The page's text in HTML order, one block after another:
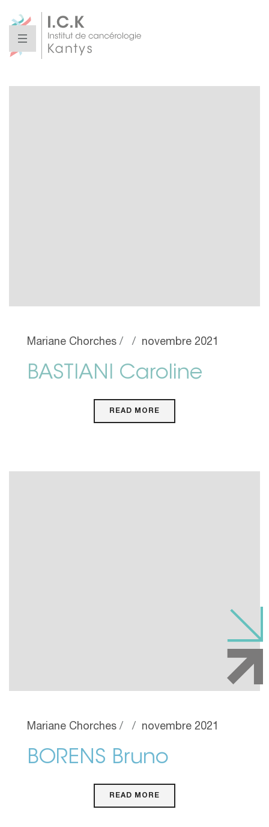
Mariane Chorches novembre 2021
BASTIANI Caroline
READ MORE
Mariane Chorches novembre 2021
BORENS Bruno
READ MORE